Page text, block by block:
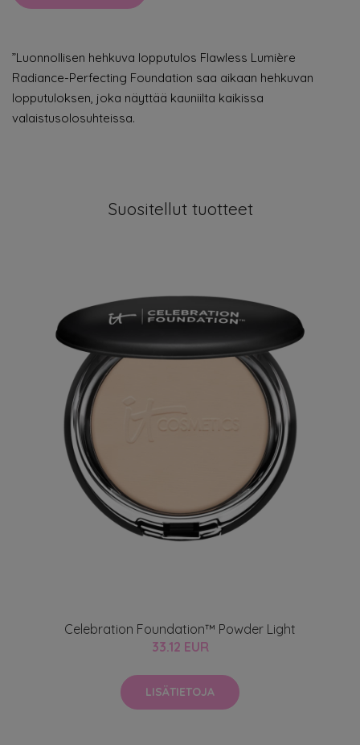
”Luonnollisen hehkuva lopputulos Flawless Lumière
Radiance-Perfecting Foundation saa aikaan hehkuvan
lopputuloksen, joka näyttää kauniilta kaikissa
valaistusolosuhteissa.
Suositellut tuotteet
Celebration Foundation™ Powder Light
33.12 EUR
LISÄTIETOJA